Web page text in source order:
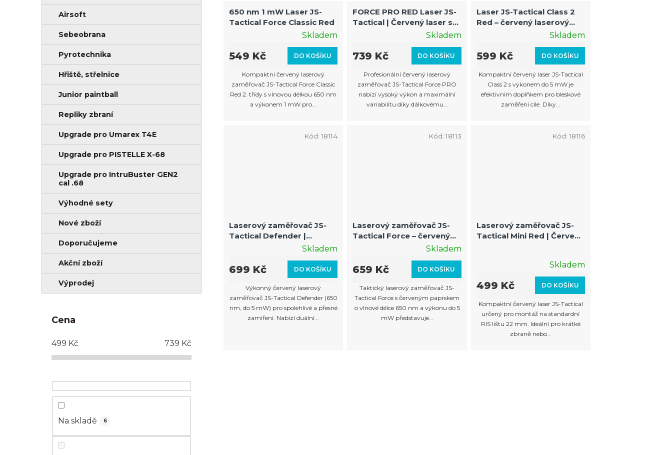
Airsoft
Sebeobrana
Pyrotechnika
Hřiště, střelnice
Junior paintball
Repliky zbraní
Upgrade pro Umarex T4E
Upgrade pro PISTELLE X-68
Upgrade pro IntruBuster GEN2
cal .68
Výhodné sety
Nové zboží
Doporučujeme
Akční zboží
Výprodej
Cena
499 Kč 739 Kč
Na skladě 6
d
k
ů
u
650 nm 1 mW Laser JS-
Tactical Force Classic Red
Skladem
DO KOŠÍKU
549 Kč
Kompaktní červený laserový
zaměřovač JS-Tactical Force Classic
Red 2. třídy s vlnovou délkou 650 nm
a výkonem 1 mW pro...
FORCE PRO RED Laser JS-
Tactical | Červený laser s
dálkovým spínačem aSkladem
DO KOŠÍKU
739 Kč
Profesionální červený laserový
zaměřovač JS-Tactical Force PRO
nabízí vysoký výkon a maximální
variabilitu díky dálkovému...
Laser JS-Tactical Class 2
Red – červený laserový
Skladem
DO KOŠÍKU
599 Kč
Kompaktní červený laser JS-Tactical
Class 2 s výkonem do 5 mW je
efektivním doplňkem pro bleskové
zaměření cíle. Díky...
Laserový zaměřovač JS-
Tactical Defender |
Červený laser 650 nm / do
Skladem
DO KOŠÍKU
699 Kč
Výkonný červený laserový
zaměřovač JS-Tactical Defender (650
nm, do 5 mW) pro spolehlivé a přesné
zamíření. Nabízí duální...
Kód:18114
Laserový zaměřovač JS-
Tactical Force – červený
laser 650nm s montáží na
Skladem
DO KOŠÍKU
659 Kč
Taktický laserový zaměřovač JS-
Tactical Force s červeným paprskem
o vlnové délce 650 nm a výkonu do 5
mW představuje...
Kód: 18113
Laserový zaměřovač JS-
Tactical Mini Red | Červený
hodnocení
produktu
je
2,0
z
5
Skladem
DO KOŠÍKU
499 Kč
Kompaktní červený laser JS-Tactical
určený pro montáž na standardní
RIS lištu 22 mm. Ideální pro krátké
zbraně nebo...
Kód:18116